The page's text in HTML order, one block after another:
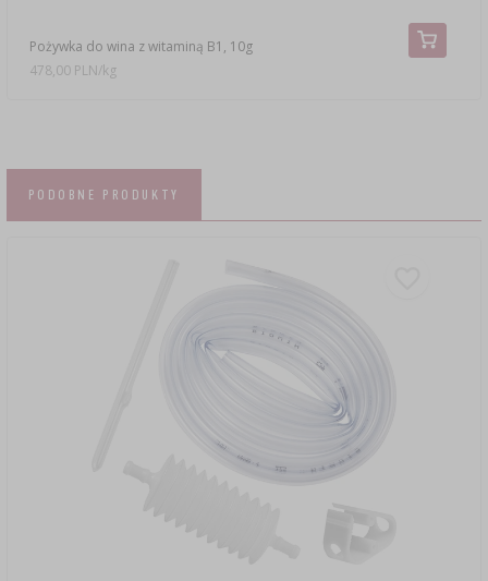
Pożywka do wina z witaminą B1, 10g
478,00 PLN/kg
PODOBNE PRODUKTY